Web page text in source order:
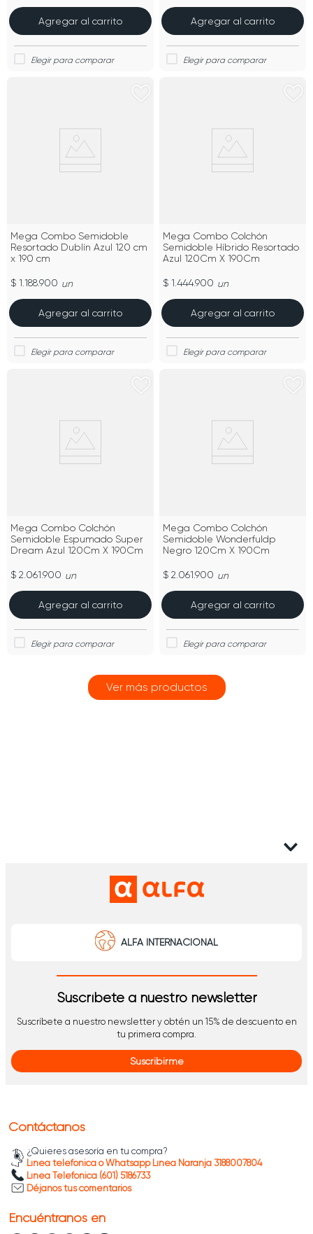
Agregar al carrito Agregar al carrito
Mega Combo Semidoble
Resortado Dublín Azul 120 cm
x 190 cm
$ 1.188.900 un
Agregar al carrito
Mega Combo Colchón
Semidoble Híbrido Resortado
Azul 120Cm X 190Cm
$ 1.444.900 un
Agregar al carrito
Mega Combo Colchón
Semidoble Espumado Super
Dream Azul 120Cm X 190Cm
$ 2.061.900 un
Agregar al carrito
Mega Combo Colchón
Semidoble Wonderfuldp
Negro 120Cm X 190Cm
$ 2.061.900 un
Agregar al carrito
ALFA INTERNACIONAL
Suscríbete a nuestro newsletter
Suscríbete a nuestro newsletter y obtén un 15% de descuento en
tu primera compra.
Suscribirme
Contáctanos
¿Quieres asesoría en tu compra?
Línea telefónica o Whatsapp Línea Naranja 3188007804
Línea Telefónica (601) 5186733
Déjanos tus comentarios
Encuéntranos en